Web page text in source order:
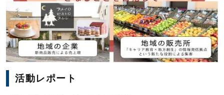
活動レポート